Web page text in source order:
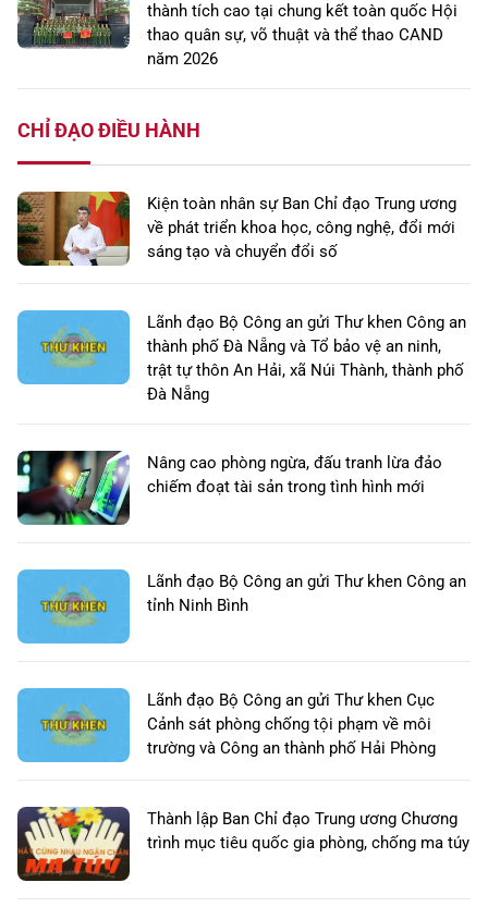
thành tích cao tại chung kết toàn quốc Hội
thao quân sự, võ thuật và thể thao CAND
năm 2026
CHỈ ĐẠO ĐIỀU HÀNH
Kiện toàn nhân sự Ban Chỉ đạo Trung ương
về phát triển khoa học, công nghệ, đổi mới
sáng tạo và chuyển đổi số
Lãnh đạo Bộ Công an gửi Thư khen Công an
thành phố Đà Nẵng và Tổ bảo vệ an ninh,
trật tự thôn An Hải, xã Núi Thành, thành phố
Đà Nẵng
Nâng cao phòng ngừa, đấu tranh lừa đảo
chiếm đoạt tài sản trong tình hình mới
Lãnh đạo Bộ Công an gửi Thư khen Công an
tỉnh Ninh Bình
Lãnh đạo Bộ Công an gửi Thư khen Cục
Cảnh sát phòng chống tội phạm về môi
trường và Công an thành phố Hải Phòng
Thành lập Ban Chỉ đạo Trung ương Chương
trình mục tiêu quốc gia phòng, chống ma túy